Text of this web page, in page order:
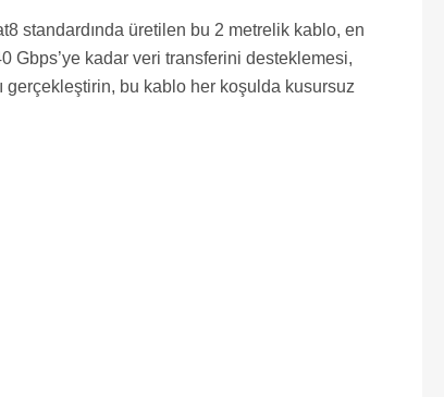
standardında üretilen bu 2 metrelik kablo, en
Gbps’ye kadar veri transferini desteklemesi,
gerçekleştirin, bu kablo her koşulda kusursuz